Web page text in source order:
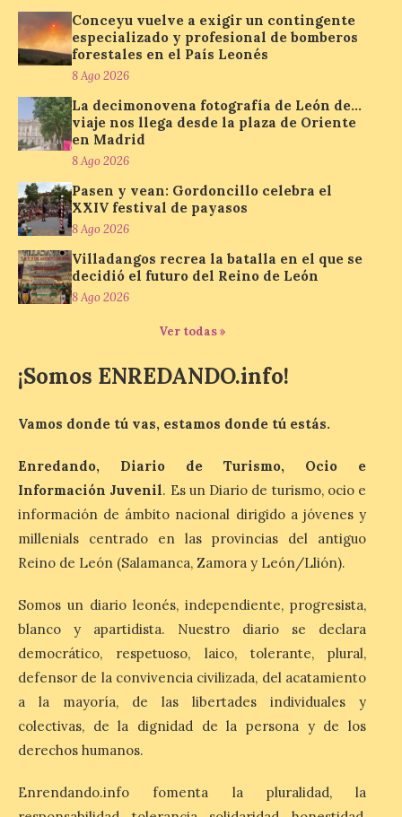
de…viaje. Una iniciativa
organizado por la sección
juvenil de la Asociación
Enróllate, la Asociación
Conceyu País Llionés y el Diario de
Turismo, Ocio e Información para
jóvenes “Enredando.info”. Pilar Aller Aller
nos envía la décimo […]
Los minerales y sus usos
más comunes centran la
nueva exposición del
Museo de la Siderurgia y
la Minería de Sabero
8 Ago 2026
inaugurará el sábado día 8
de agosto a las doce y
durante la ‘Feria de
minerales, rocas y fósiles de Castilla y
mes de noviembre, con […]
La Bañeza inicia sus
fiestas con el pregón a
cargo de Arturo Martínez
El Ayuntamiento de La
Martínez Matilla como
pregonero de las Fiestas
2026. Tendrá lugar este
sábado 8 de agosto a las 21,00 horas en el
comunicador astorgano Arturo Martínez
Matilla, […]
Conceyu vuelve a exigir un contingente
especializado y profesional de bomberos
forestales en el País Leonés
8 Ago 2026
La decimonovena fotografía de León de…
viaje nos llega desde la plaza de Oriente
en Madrid
8 Ago 2026
Pasen y vean: Gordoncillo celebra el
XXIV festival de payasos
8 Ago 2026
Villadangos recrea la batalla en el que se
decidió el futuro del Reino de León
8 Ago 2026
Ver todas »
¡Somos ENREDANDO.info!
Vamos donde tú vas, estamos donde tú estás.
Enredando, Diario de Turismo, Ocio e
Información Juvenil. Es un Diario de turismo, ocio e
información de ámbito nacional dirigido a jóvenes y
millenials centrado en las provincias del antiguo
Reino de León (Salamanca, Zamora y León/Llión).
Somos un diario leonés, independiente, progresista,
blanco y apartidista. Nuestro diario se declara
democrático, respetuoso, laico, tolerante, plural,
defensor de la convivencia civilizada, del acatamiento
a la mayoría, de las libertades individuales y
colectivas, de la dignidad de la persona y de los
derechos humanos.
Enrendando.info fomenta la pluralidad, la